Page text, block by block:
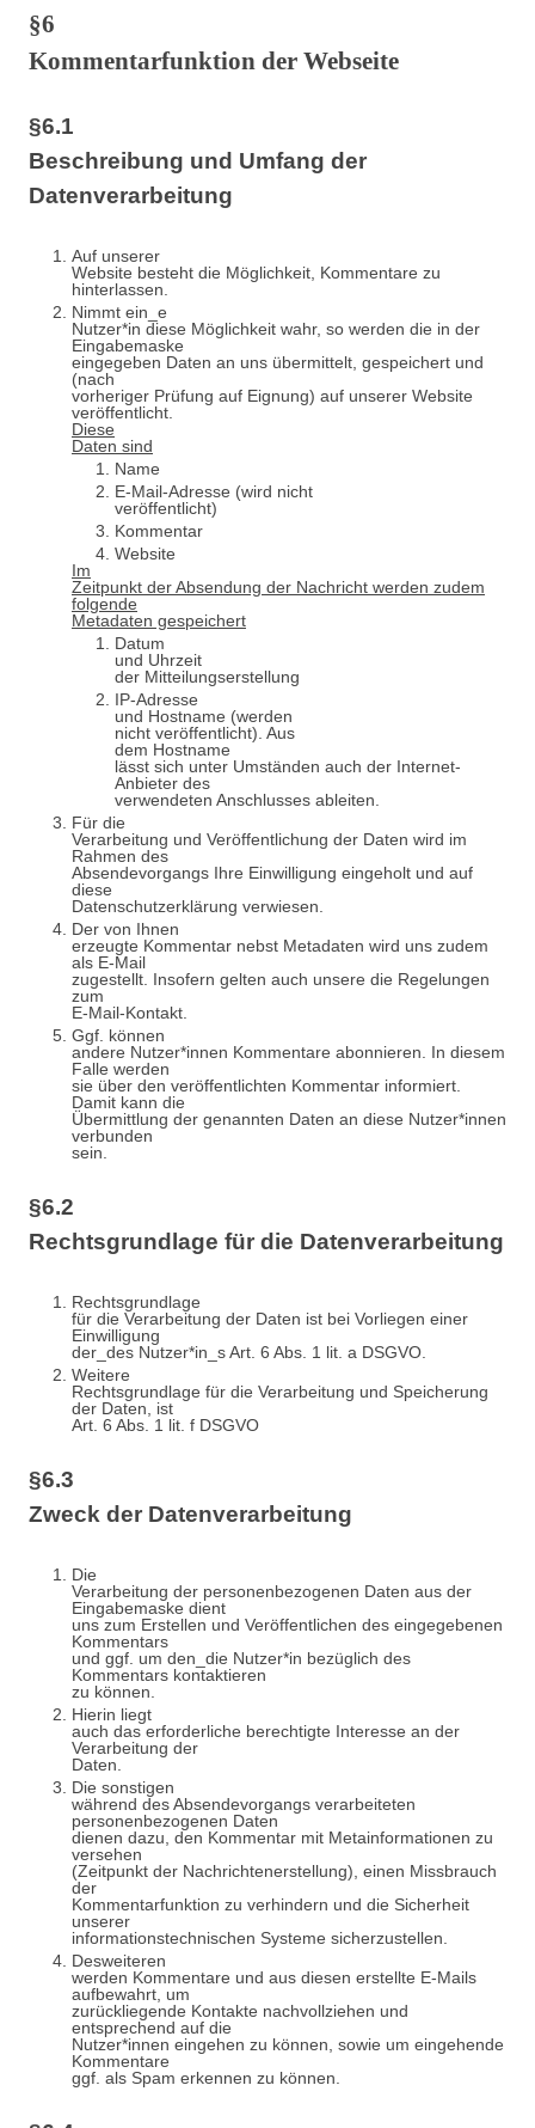
§6
Kommentarfunktion der Webseite
§6.1
Beschreibung und Umfang der
Datenverarbeitung
Auf unserer
Website besteht die Möglichkeit, Kommentare zu
hinterlassen.
Nimmt ein_e
Nutzer*in diese Möglichkeit wahr, so werden die in der
Eingabemaske
eingegeben Daten an uns übermittelt, gespeichert und
(nach
vorheriger Prüfung auf Eignung) auf unserer Website
veröffentlicht.
Diese
Daten sind
Name
E-Mail-Adresse (wird nicht
veröffentlicht)
Kommentar
Website
Im
Zeitpunkt der Absendung der Nachricht werden zudem
folgende
Metadaten gespeichert
Datum
und Uhrzeit
der Mitteilungserstellung
IP-Adresse
und Hostname (werden
nicht veröffentlicht). Aus
dem Hostname
lässt sich unter Umständen auch der Internet-
Anbieter des
verwendeten Anschlusses ableiten.
Für die
Verarbeitung und Veröffentlichung der Daten wird im
Rahmen des
Absendevorgangs Ihre Einwilligung eingeholt und auf
diese
Datenschutzerklärung verwiesen.
Der von Ihnen
erzeugte Kommentar nebst Metadaten wird uns zudem
als E-Mail
zugestellt. Insofern gelten auch unsere die Regelungen
zum
E-Mail-Kontakt.
Ggf. können
andere Nutzer*innen Kommentare abonnieren. In diesem
Falle werden
sie über den veröffentlichten Kommentar informiert.
Damit kann die
Übermittlung der genannten Daten an diese Nutzer*innen
verbunden
sein.
§6.2
Rechtsgrundlage für die Datenverarbeitung
Rechtsgrundlage
für die Verarbeitung der Daten ist bei Vorliegen einer
Einwilligung
der_des Nutzer*in_s Art. 6 Abs. 1 lit. a DSGVO.
Weitere
Rechtsgrundlage für die Verarbeitung und Speicherung
der Daten, ist
Art. 6 Abs. 1 lit. f DSGVO
§6.3
Zweck der Datenverarbeitung
Die
Verarbeitung der personenbezogenen Daten aus der
Eingabemaske dient
uns zum Erstellen und Veröffentlichen des eingegebenen
Kommentars
und ggf. um den_die Nutzer*in bezüglich des
Kommentars kontaktieren
zu können.
Hierin liegt
auch das erforderliche berechtigte Interesse an der
Verarbeitung der
Daten.
Die sonstigen
während des Absendevorgangs verarbeiteten
personenbezogenen Daten
dienen dazu, den Kommentar mit Metainformationen zu
versehen
(Zeitpunkt der Nachrichtenerstellung), einen Missbrauch
der
Kommentarfunktion zu verhindern und die Sicherheit
unserer
informationstechnischen Systeme sicherzustellen.
Desweiteren
werden Kommentare und aus diesen erstellte E-Mails
aufbewahrt, um
zurückliegende Kontakte nachvollziehen und
entsprechend auf die
Nutzer*innen eingehen zu können, sowie um eingehende
Kommentare
ggf. als Spam erkennen zu können.